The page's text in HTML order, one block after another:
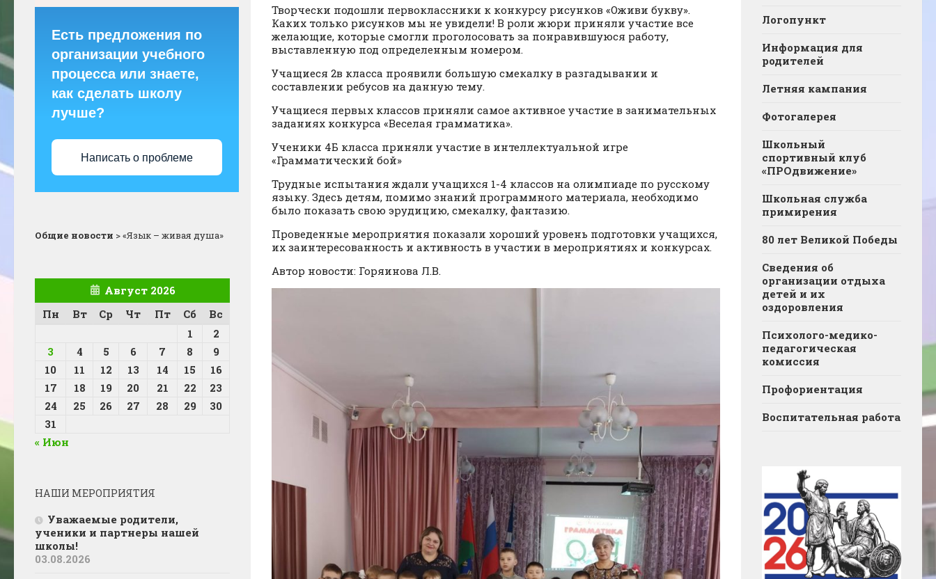
Творчески подошли первоклассники к конкурсу рисунков «Оживи букву».
Каких только рисунков мы не увидели! В роли жюри приняли участие все
желающие, которые смогли проголосовать за понравившуюся работу,
выставленную под определенным номером.
Учащиеся 2в класса проявили большую смекалку в разгадывании и
составлении ребусов на данную тему.
Учащиеся первых классов приняли самое активное участие в занимательных
заданиях конкурса «Веселая грамматика».
Ученики 4Б класса приняли участие в интеллектуальной игре
«Грамматический бой»
Трудные испытания ждали учащихся 1-4 классов на олимпиаде по русскому
языку. Здесь детям, помимо знаний программного материала, необходимо
было показать свою эрудицию, смекалку, фантазию.
Проведенные мероприятия показали хороший уровень подготовки учащихся,
их заинтересованность и активность в участии в мероприятиях и конкурсах.
Автор новости: Горяинова Л.В.
Есть предложения по
организации учебного
процесса или знаете,
как сделать школу
лучше?
Написать о проблеме
Общие новости >«Язык – живая душа»
Август 2026
Пн
Вт Ср Чт Пт Сб
Вс
1
2
3
4 5 6 7 8
9
10
11 12 13 14 15
16
17
18 19 20 21 22
23
24
25 26 27 28 29
30
31
« Июн
НАШИ МЕРОПРИЯТИЯ
Уважаемые родители,
ученики и партнеры нашей
школы!
03.08.2026
Логопункт
Информация для
родителей
Летняя кампания
Фотогалерея
Школьный
спортивный клуб
«ПРОдвижение»
Школьная служба
примирения
80 лет Великой Победы
Сведения об
организации отдыха
детей и их
оздоровления
Психолого-медико-
педагогическая
комиссия
Профориентация
Воспитательная работа